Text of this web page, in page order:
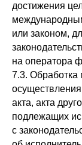
достижения
или законом,
на оператора
7.3. Обработка
акта, акта
подлежащих
с